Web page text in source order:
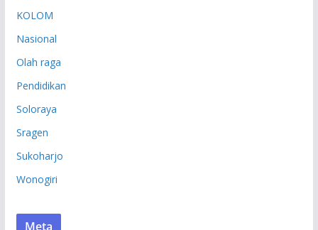
KOLOM
Nasional
Olah raga
Pendidikan
Soloraya
Sragen
Sukoharjo
Wonogiri
Meta